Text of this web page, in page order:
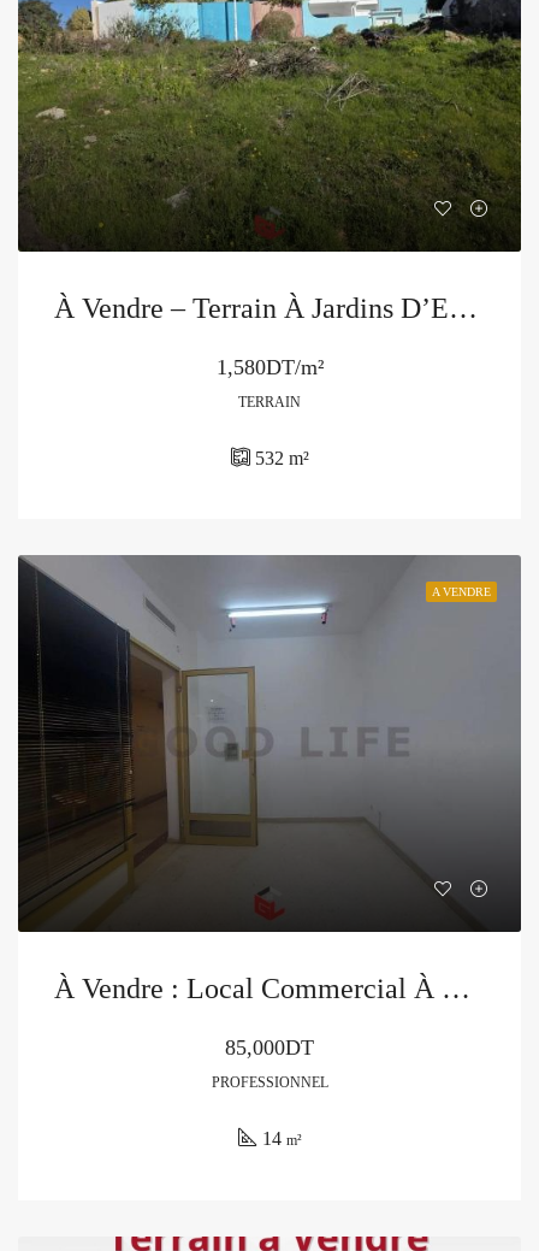
À Vendre – Terrain À Jardins D’El Menzah 2, Ariana
1,580DT/m²
TERRAIN
532 m²
A VENDRE
À Vendre : Local Commercial À El Manar 1
85,000DT
PROFESSIONNEL
14 m²